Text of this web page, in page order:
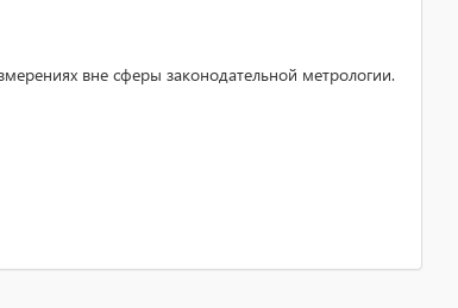
вне сферы законодательной метрологии.